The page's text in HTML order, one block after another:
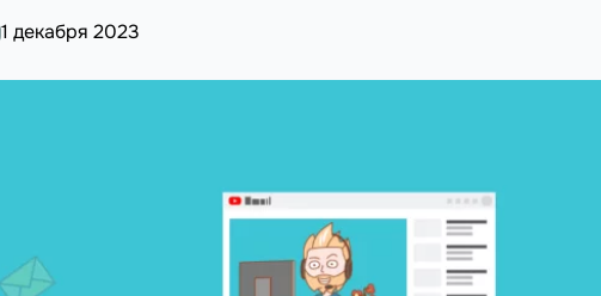
1 декабря 2023